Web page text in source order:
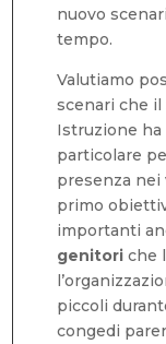
nuovo
tempo.
Valutiamo
scenari che il
Istruzione
particolare
presenza nei
primo
importanti
genitori che
piccoli
congedi